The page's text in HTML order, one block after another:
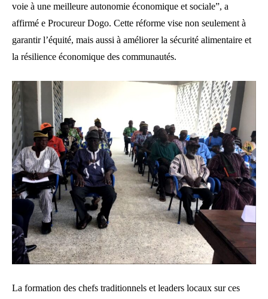
voie à une meilleure autonomie économique et sociale”, a
affirmé e Procureur Dogo. Cette réforme vise non seulement à
garantir l’équité, mais aussi à améliorer la sécurité alimentaire et
la résilience économique des communautés.
La formation des chefs traditionnels et leaders locaux sur ces